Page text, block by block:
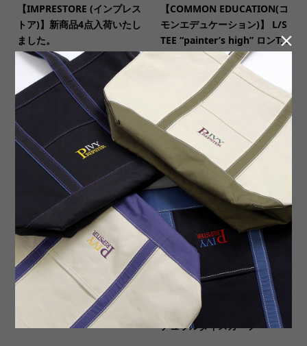
【IMPRESTORE (インプレス
トア)】新商品4点入荷いたし
ました。
【COMMON EDUCATION(コ
モンエデュケーション)】 L/S
TEE “painter’s high” ロンT...
シャツ？カーディガン？着方
次第で色んなコーディネイト
が★ORDINARY FITS から
新規取り扱いブランド【CUL
TURES】その魅力を徹底紹介
USED MUSIC Tee6種類入荷
いたしました。
【UNIQUE BATIK】環境に優
しく自然の優しさを感じるナ
チュラルダイスカーフ
